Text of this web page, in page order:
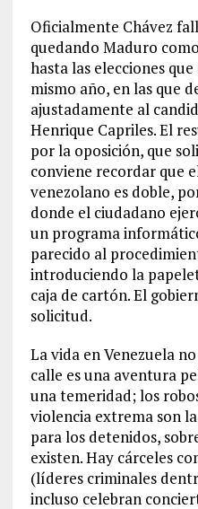
Oficialmente Chávez
quedando Maduro
hasta las elecciones
mismo año, en las que
ajustadamente al
Henrique Capriles. El
por la oposición, que
conviene recordar que
venezolano es doble,
donde el ciudadano
un programa
parecido al
introduciendo la
caja de cartón. El
solicitud.
La vida en Venezuela
calle es una aventura
una temeridad; los
violencia extrema son
para los detenidos,
existen. Hay cárceles
(líderes criminales
incluso celebran